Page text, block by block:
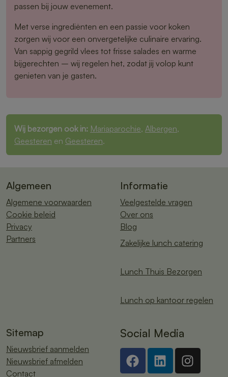
passen bij jouw evenement.
Met verse ingrediënten en een passie voor koken
zorgen wij voor een onvergetelijke culinaire ervaring.
Van sappig gegrild vlees tot frisse salades en warme
bijgerechten – wij regelen het, zodat jij volop kunt
genieten van je gasten.
Wij bezorgen ook in: Mariaparochie, Albergen,
Geesteren en Geesteren.
Algemeen
Algemene voorwaarden
Cookie beleid
Privacy
Partners
Informatie
Veelgestelde vragen
Over ons
Blog
Zakelijke lunch catering
Lunch Thuis Bezorgen
Lunch op kantoor regelen
Sitemap
Nieuwsbrief aanmelden
Nieuwsbrief afmelden
Contact
Social Media